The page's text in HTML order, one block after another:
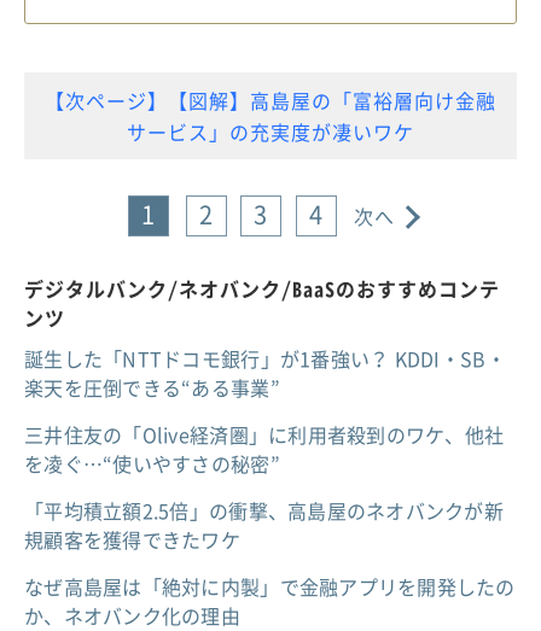
【次ページ】【図解】高島屋の「富裕層向け金融
サービス」の充実度が凄いワケ
1 2 3 4 次へ
デジタルバンク/ネオバンク/BaaSのおすすめコンテ
ンツ
誕生した「NTTドコモ銀行」が1番強い？ KDDI・SB・
楽天を圧倒できる“ある事業”
三井住友の「Olive経済圏」に利用者殺到のワケ、他社
を凌ぐ…“使いやすさの秘密”
「平均積立額2.5倍」の衝撃、高島屋のネオバンクが新
規顧客を獲得できたワケ
なぜ高島屋は「絶対に内製」で金融アプリを開発したの
か、ネオバンク化の理由